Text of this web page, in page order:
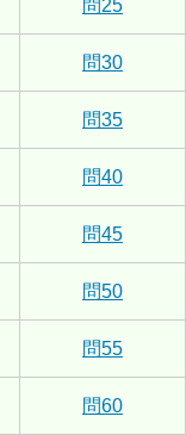
問25
問30
問35
問40
問45
問50
問55
問60